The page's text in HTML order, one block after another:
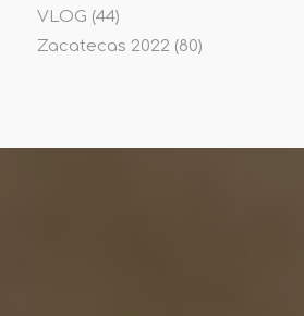
VLOG (44)
Zacatecas 2022 (80)